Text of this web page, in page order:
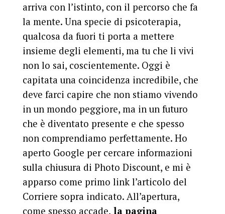
arriva con l’istinto, con il percorso che fa
la mente. Una specie di psicoterapia,
qualcosa da fuori ti porta a mettere
insieme degli elementi, ma tu che li vivi
non lo sai, coscientemente. Oggi è
capitata una coincidenza incredibile, che
deve farci capire che non stiamo vivendo
in un mondo peggiore, ma in un futuro
che è diventato presente e che spesso
non comprendiamo perfettamente. Ho
aperto Google per cercare informazioni
sulla chiusura di Photo Discount, e mi è
apparso come primo link l’articolo del
Corriere sopra indicato. All’apertura,
come spesso accade, la pagina